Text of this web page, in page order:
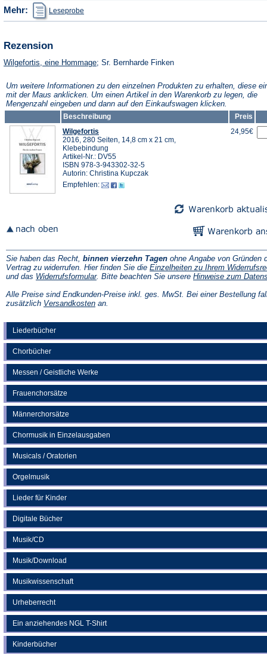
Liederbücher
Chorbücher
Messen / Geistliche Werke
Frauenchorsätze
Männerchorsätze
Chormusik in Einzelausgaben
Musicals / Oratorien
Orgelmusik
Lieder für Kinder
Digitale Bücher
Musik/CD
Musik/Download
Musikwissenschaft
Urheberrecht
Ein anziehendes NGL T-Shirt
Kinderbücher
Mehr: Leseprobein
einem
Rezension
Wilgefortis, eine Hommage(Öffnet
neuen
Tab)
; Sr. Bernharde Finken
Um weitere Informationen zu den einzelnen Produkten zu erhalten, diese
mit der Maus anklicken. Um einen Artikel in den Warenkorb zu legen, die
Mengenzahl eingeben und dann auf den Einkaufswagen klicken.
Beschreibung
Preis
Wilgefortis
2016, 280 Seiten, 14,8 cm x 21 cm,
Klebebindung
Artikel-Nr.: DV55
ISBN 978-3-943302-32-5
Autorin: Christina Kupczak
Empfehlen:
24,95€
Sie haben das Recht, binnen vierzehn Tagen ohne Angabe von Gründen
Vertrag zu widerrufen. Hier finden Sie die Einzelheiten zu Ihrem
und das Widerrufsformular(Öffnet
einem
neuen
. Bitte beachten Sie unsere Hinweise zum
Alle Preise sind Endkunden-Preise inkl. ges. MwSt. Bei einer Bestellung
zusätzlich Versandkosten(Öffnet
an.